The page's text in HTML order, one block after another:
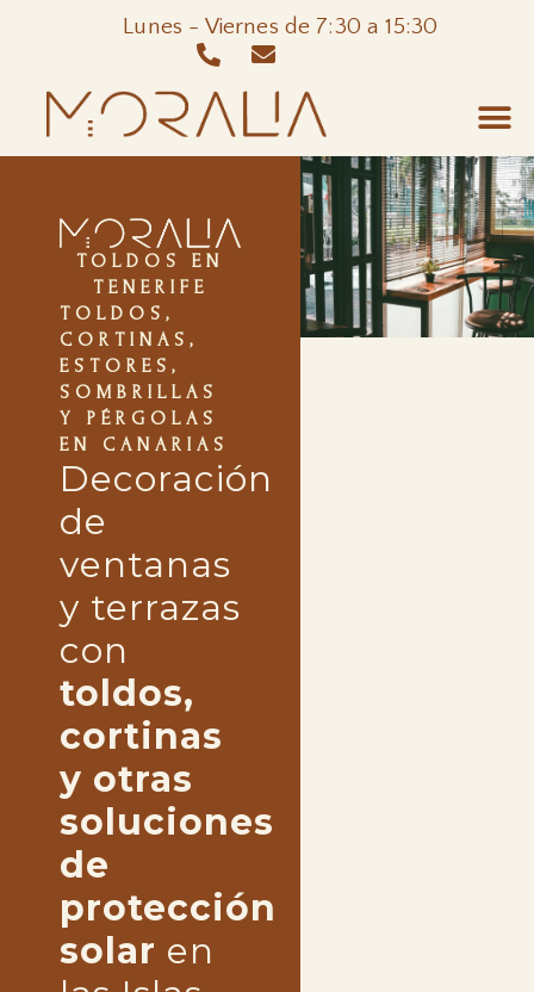
Lunes - Viernes de 7:30 a 15:30
TOLDOS EN
TENERIFE
TOLDOS,
CORTINAS,
ESTORES,
SOMBRILLAS
Y PÉRGOLAS
EN CANARIAS
Decoración
de
ventanas
y terrazas
con
toldos,
cortinas
y otras
soluciones
de
protección
solar en